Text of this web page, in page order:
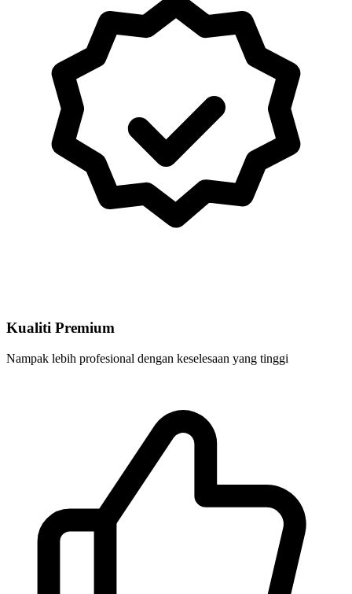
Kualiti Premium
Nampak lebih profesional dengan keselesaan yang tinggi